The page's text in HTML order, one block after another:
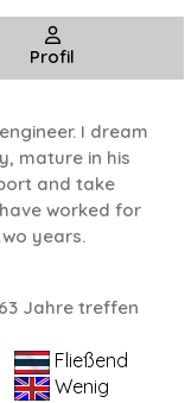
Profil
I dream
mature in his
and take
worked for
years.
Jahre treffen
Fließend
Wenig